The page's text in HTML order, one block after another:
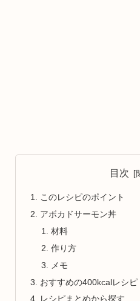
目次
このレシピのポイント
アボカドサーモン丼
材料
作り方
メモ
おすすめの400kcalレシピ
レシピまとめから探す